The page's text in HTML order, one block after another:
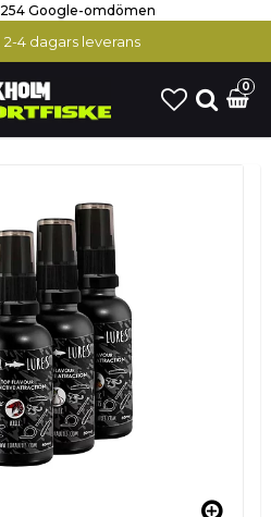
254 Google-omdömen
2-4 dagars leverans
0